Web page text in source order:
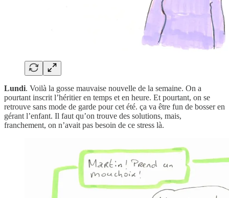
Lundi. Voilà la gosse mauvaise nouvelle de la semaine. On a
pourtant inscrit l’héritier en temps et en heure. Et pourtant, on se
retrouve sans mode de garde pour cet été. ça va être fun de bosser en
gérant l’enfant. Il faut qu’on trouve des solutions, mais,
franchement, on n’avait pas besoin de ce stress là.